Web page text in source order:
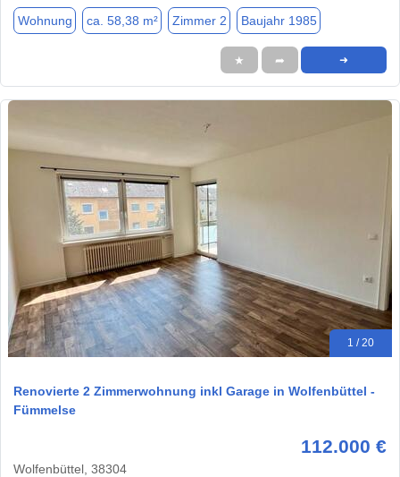
Wohnung ca. 58,38 m² Zimmer 2 Baujahr 1985
★ ➦ ➜
1 / 20
Renovierte 2 Zimmerwohnung inkl Garage in Wolfenbüttel -
Fümmelse
112.000 €
Wolfenbüttel, 38304